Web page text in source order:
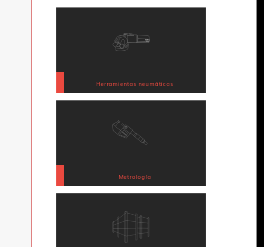
Herramientas neumáticas
Metrología